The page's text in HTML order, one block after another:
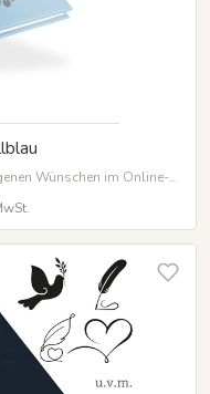
Wünschen im Online-